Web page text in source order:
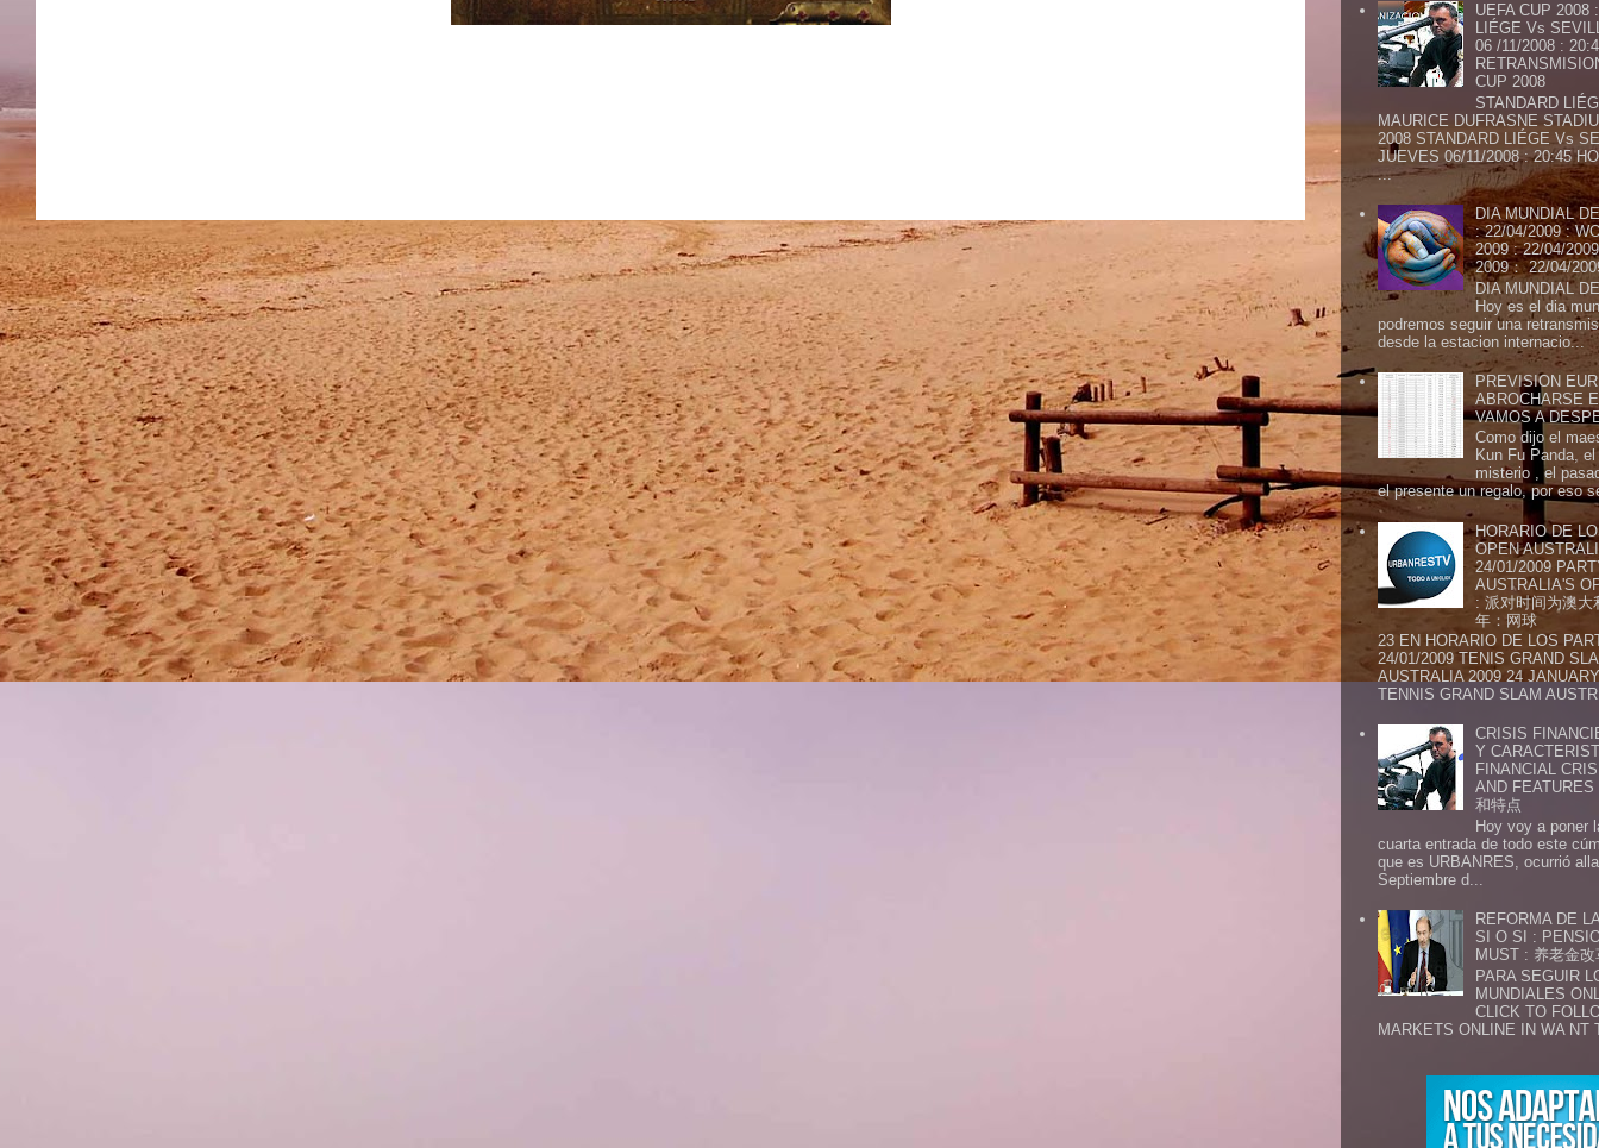
UEFA CUP 2008
LIÉGE Vs
06 /11/2008 :
CUP 2008
STANDARD
MAURICE DUFRASNE
2008 STANDARD LIÉGE Vs
JUEVES 06/11/2008 : 20:45
...
DIA MUNDIAL
: 22/04/2009 :
2009 : 22/04/
2009： 22/04/
DIA MUNDIAL
Hoy es el dia
podremos seguir una
desde la estacion internacio...
PREVISION
ABROCHARSE
VAMOS A
Como dijo el
Kun Fu Panda,
misterio , el
el presente un regalo, por eso
HORARIO DE
OPEN
24/01/2009
AUSTRALIA'S
: 派对时间为澳大
年：网球
23 EN HORARIO DE LOS
24/01/2009 TENIS GRAND
AUSTRALIA 2009 24
TENNIS GRAND SLAM
CRISIS
Y
FINANCIAL
AND
和特点
Hoy voy a poner
cuarta entrada de todo este
que es URBANRES, ocurrió
Septiembre d...
REFORMA DE
SI O SI :
MUST : 养老金
PARA SEGUIR
MUNDIALES
CLICK TO
MARKETS ONLINE IN WA NT